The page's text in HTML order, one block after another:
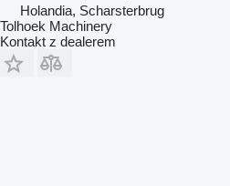
Holandia, Scharsterbrug
Tolhoek Machinery
Kontakt z dealerem